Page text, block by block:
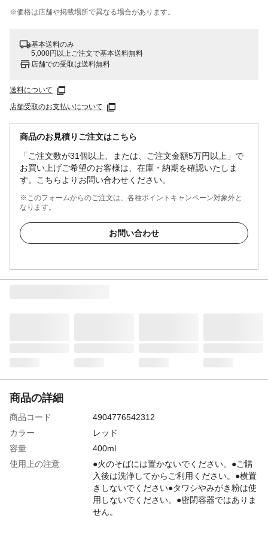
※価格は​店舗や​掲載場所で​異なる​場合が​あります。
基本送料のみ
5,000円以上ご注文で基本送料無料
店舗での受取は送料無料
送料について
店舗受取のお支払いについて
商品のお見積りご注文はこちら
「ご注文数が31個以上、または、ご注文金額5万円以上」で
お買い上げご希望のお客様は、在庫・納期を確認いたしま
す。こちらよりお問い合わせください。
※このフォームからのご注文は、各種ポイントキャンペーン対象外と
なります。
お問い合わせ
商品の詳細
商品コード
4904776542312
カラー
レッド
容量
400ml
使用上の注意
●火のそばには置かないでください。●ご購
入後は洗浄してからご利用ください。●横置
きしないでください●タワシやみがき粉は使
用しないでください。●密閉容器ではありま
せん。